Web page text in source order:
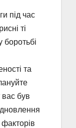
під час
ті
боротьбі
та
був